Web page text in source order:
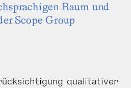
Raum und
Scope Group
qualitativer